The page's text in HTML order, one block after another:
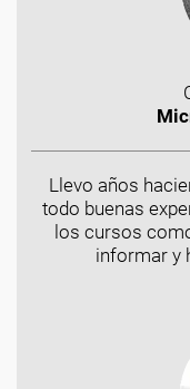
Llevo años
todo buenas
los cursos
informar y